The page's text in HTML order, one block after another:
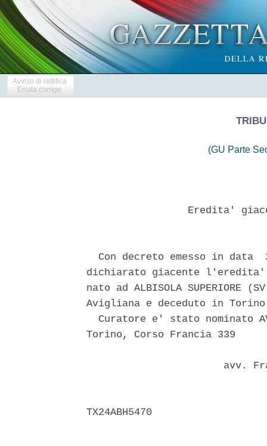
Avviso di rettifica
Errata corrige
(GU Parte
Eredita'
Con decreto emesso in data
dichiarato giacente l'eredita'
nato ad ALBISOLA
Avigliana e deceduto in
Curatore e' stato nominato
Torino, Corso Francia 339
avv.